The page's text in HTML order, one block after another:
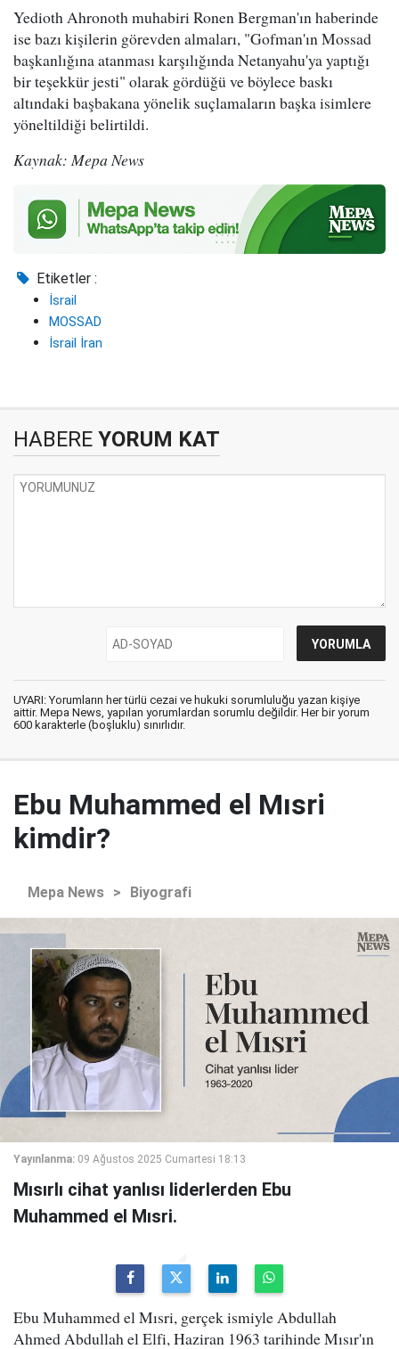
Yedioth Ahronoth muhabiri Ronen Bergman'ın haberinde
ise bazı kişilerin görevden almaları, "Gofman'ın Mossad
başkanlığına atanması karşılığında Netanyahu'ya yaptığı
bir teşekkür jesti" olarak gördüğü ve böylece baskı
altındaki başbakana yönelik suçlamaların başka isimlere
yöneltildiği belirtildi.
Kaynak: Mepa News
Etiketler :
İsrail
MOSSAD
İsrail İran
HABERE YORUM KAT
UYARI: Yorumların her türlü cezai ve hukuki sorumluluğu yazan kişiye
aittir. Mepa News, yapılan yorumlardan sorumlu değildir. Her bir yorum
600 karakterle (boşluklu) sınırlıdır.
Ebu Muhammed el Mısri
kimdir?
Mepa News > Biyografi
Yayınlanma: 09 Ağustos 2025 Cumartesi 18:13
Mısırlı cihat yanlısı liderlerden Ebu
Muhammed el Mısri.
Ebu Muhammed el Mısri, gerçek ismiyle Abdullah
Ahmed Abdullah el Elfi, Haziran 1963 tarihinde Mısır'ın